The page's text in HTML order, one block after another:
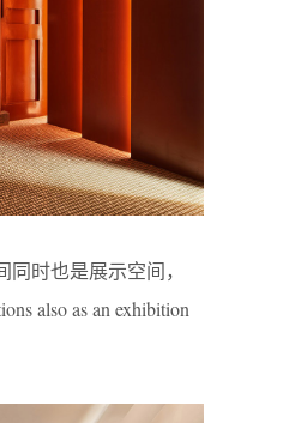
时也是展示空间，
also as an exhibition